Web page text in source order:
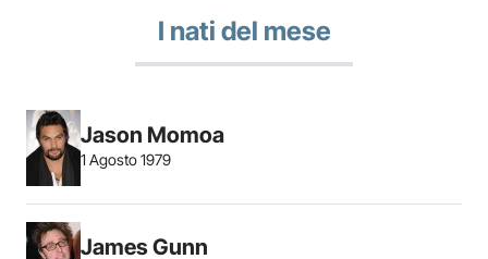
I nati del mese
Jason Momoa
1 Agosto 1979
James Gunn